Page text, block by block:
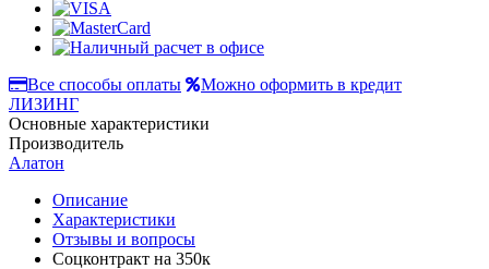
Все способы оплаты
Можно оформить в кредит
ЛИЗИНГ
Основные характеристики
Производитель
Алатон
Описание
Характеристики
Отзывы и вопросы
Соцконтракт на 350к